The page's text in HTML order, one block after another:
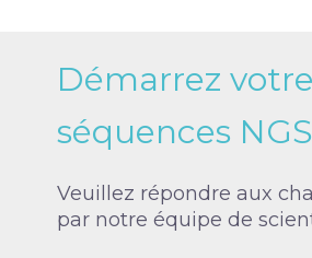
Démarrez
séquences NGS
Veuillez répondre aux
par notre équipe de